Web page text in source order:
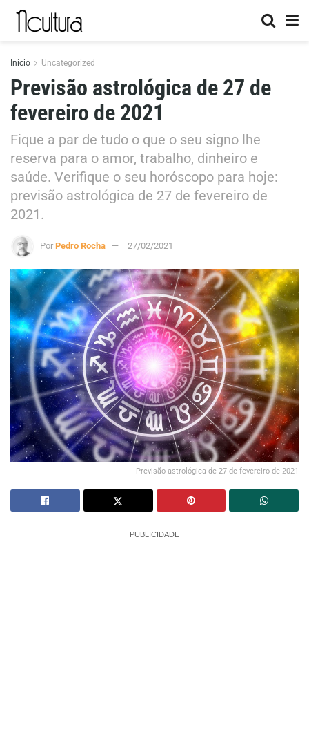
Início Uncategorized
Previsão astrológica de 27 de
fevereiro de 2021
Fique a par de tudo o que o seu signo lhe
reserva para o amor, trabalho, dinheiro e
saúde. Verifique o seu horóscopo para hoje:
previsão astrológica de 27 de fevereiro de
2021.
Por Pedro Rocha 27/02/2021
Previsão astrológica de 27 de fevereiro de 2021
PUBLICIDADE